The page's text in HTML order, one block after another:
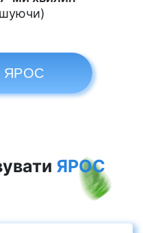
ЯРОС
ЯРОС